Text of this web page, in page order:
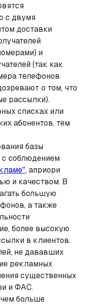
с двумя
доставки
и
(так как
телефонов
о том, что
рассылки).
списках или
абонентов, тем
базы
с соблюдением
, априори
и качеством. В
большую
а также
более высокую
в клиентов.
не дававших
рекламных
существенных
и ФАС.
больше